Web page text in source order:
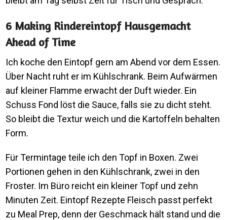
6 Making Rindereintopf Hausgemacht
Ahead of Time
Ich koche den Eintopf gern am Abend vor dem Essen.
Über Nacht ruht er im Kühlschrank. Beim Aufwärmen
auf kleiner Flamme erwacht der Duft wieder. Ein
Schuss Fond löst die Sauce, falls sie zu dicht steht.
So bleibt die Textur weich und die Kartoffeln behalten
Form.
Für Termintage teile ich den Topf in Boxen. Zwei
Portionen gehen in den Kühlschrank, zwei in den
Froster. Im Büro reicht ein kleiner Topf und zehn
Minuten Zeit. Eintopf Rezepte Fleisch passt perfekt
zu Meal Prep, denn der Geschmack hält stand und die